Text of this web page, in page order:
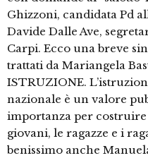
Ghizzoni, candidata Pd
Davide Dalle Ave,
Carpi. Ecco una breve
trattati da Mariangela
ISTRUZIONE.
nazionale è un valore
importanza per
giovani, le ragazze e i
benissimo anche